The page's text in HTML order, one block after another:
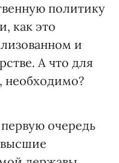
политику
как это
и
А что для
необходимо?
очередь